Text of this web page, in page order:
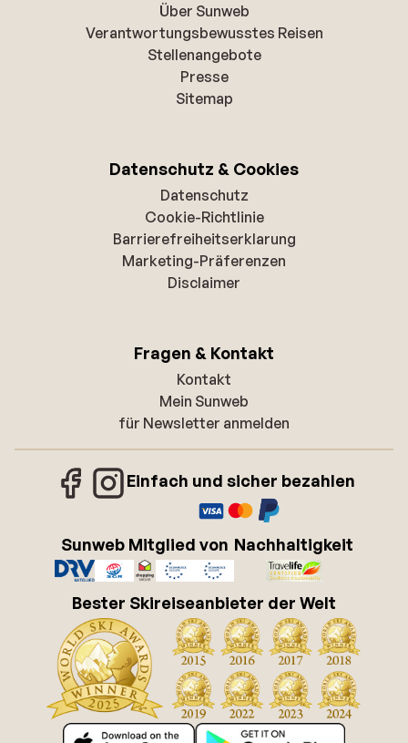
Über Sunweb
Verantwortungsbewusstes Reisen
Stellenangebote
Presse
Sitemap
Datenschutz & Cookies
Datenschutz
Cookie-Richtlinie
Barrierefreiheitserklarung
Marketing-Präferenzen
Disclaimer
Fragen & Kontakt
Kontakt
Mein Sunweb
für Newsletter anmelden
Einfach und sicher bezahlen
Sunweb Mitglied von Nachhaltigkeit
Bester Skireiseanbieter der Welt